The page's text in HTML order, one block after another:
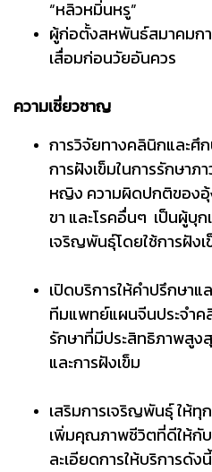
“หลิวหมิ่นหรู”
ผู้ก่อตั้งสหพันธ์สมาคมกา
เสื่อมก่อนวัยอันควร
ความเชี่ยวชาญ
การวิจัยทางคลินิกและศึ
การฝังเข็มในการรักษาภ
หญิง ความผิดปกติของอุ้
ขา และโรคอื่นๆ เป็นผู้บุ
เจริญพันธุ์โดยใช้การฝัง
เปิดบริการให้คำปรึกษา
ทีมแพทย์แผนจีนประจำค
รักษาที่มีประสิทธิภาพสูง
และการฝังเข็ม
เสริมการเจริญพันธุ์ ให้
เพิ่มคุณภาพชีวิตที่ดีให้กั
ละเอียดการให้บริการดัง